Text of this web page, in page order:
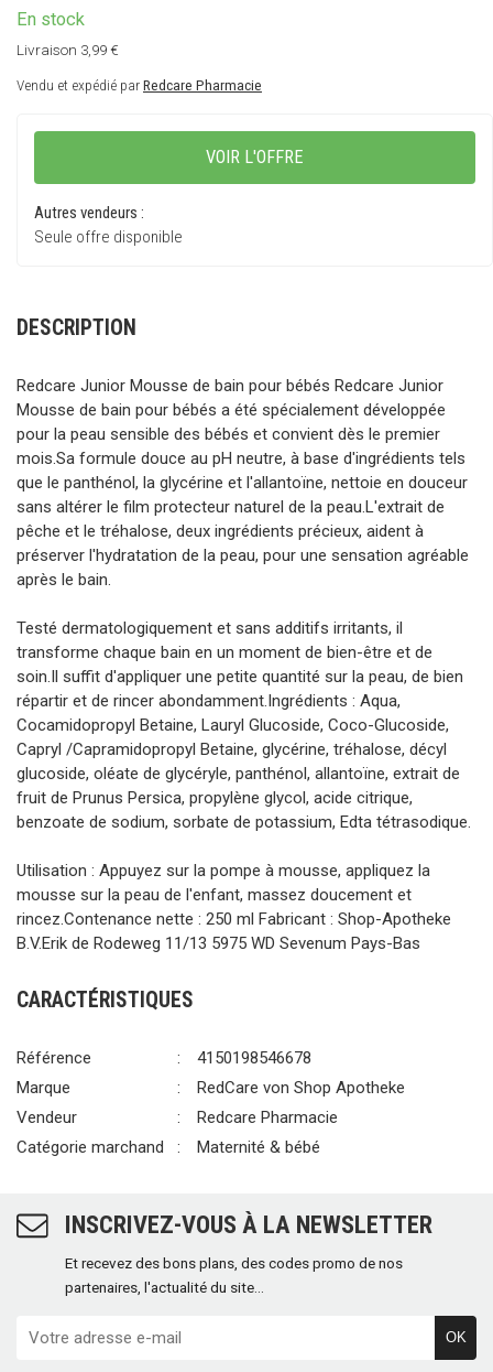
Livraison 3,99 €
Vendu et expédié parRedcare Pharmacie
VOIR L'OFFRE
Autres vendeurs :
Seule offre disponible
DESCRIPTION
Redcare Junior Mousse de bain pour bébés Redcare Junior
Mousse de bain pour bébés a été spécialement développée
pour la peau sensible des bébés et convient dès le premier
mois.Sa formule douce au pH neutre, à base d'ingrédients tels
que le panthénol, la glycérine et l'allantoïne, nettoie en douceur
sans altérer le film protecteur naturel de la peau.L'extrait de
pêche et le tréhalose, deux ingrédients précieux, aident à
préserver l'hydratation de la peau, pour une sensation agréable
après le bain.
Testé dermatologiquement et sans additifs irritants, il
transforme chaque bain en un moment de bien-être et de
soin.Il suffit d'appliquer une petite quantité sur la peau, de bien
répartir et de rincer abondamment.Ingrédients : Aqua,
Cocamidopropyl Betaine, Lauryl Glucoside, Coco-Glucoside,
Capryl /Capramidopropyl Betaine, glycérine, tréhalose, décyl
glucoside, oléate de glycéryle, panthénol, allantoïne, extrait de
fruit de Prunus Persica, propylène glycol, acide citrique,
benzoate de sodium, sorbate de potassium, Edta tétrasodique.
Utilisation : Appuyez sur la pompe à mousse, appliquez la
mousse sur la peau de l'enfant, massez doucement et
rincez.Contenance nette : 250 ml Fabricant : Shop-Apotheke
B.V.Erik de Rodeweg 11/13 5975 WD Sevenum Pays-Bas
CARACTÉRISTIQUES
Référence
4150198546678
Marque
RedCare von Shop Apotheke
Vendeur
Redcare Pharmacie
Catégorie marchand
Maternité & bébé
INSCRIVEZ-VOUS À LA NEWSLETTER
Et recevez des bons plans, des codes promo de nos
partenaires, l'actualité du site...
OK